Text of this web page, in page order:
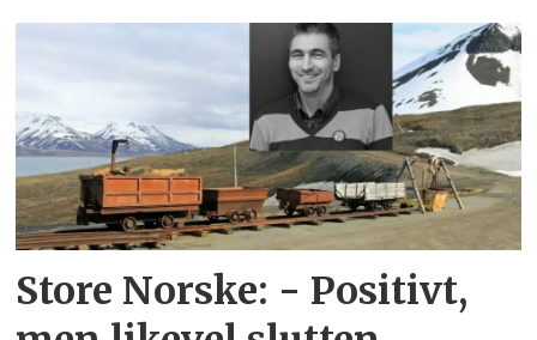
Store Norske: - Positivt,